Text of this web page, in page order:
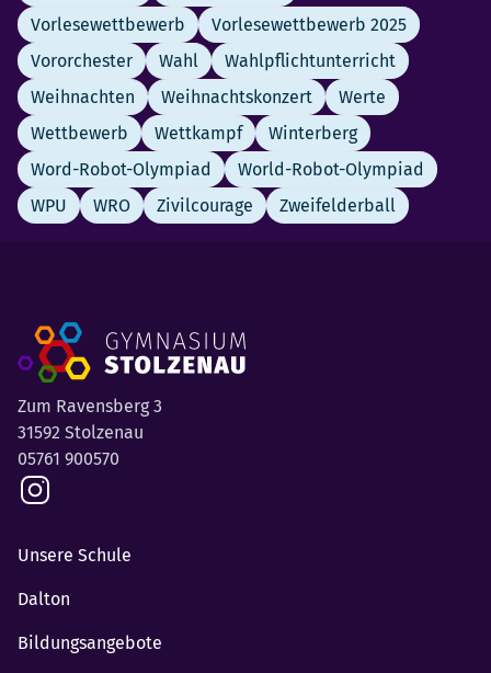
Vorlesewettbewerb
Vorlesewettbewerb 2025
Vororchester
Wahl
Wahlpflichtunterricht
Weihnachten
Weihnachtskonzert
Werte
Wettbewerb
Wettkampf
Winterberg
Word-Robot-Olympiad
World-Robot-Olympiad
WPU
WRO Zivilcourage Zweifelderball
Zum Ravensberg 3
31592 Stolzenau
05761 900570
Unsere Schule
Dalton
Bildungsangebote